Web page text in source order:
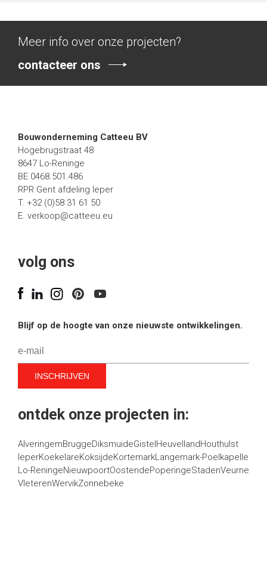
Meer info over onze projecten?
contacteer ons
Bouwonderneming Catteeu BV
Hogebrugstraat 48
8647 Lo-Reninge
BE 0468.501.486
RPR Gent afdeling Ieper
T. +32 (0)58 31 61 50
E. verkoop@catteeu.eu
volg ons
Blijf op de hoogte van onze nieuwste ontwikkelingen.
ontdek onze projecten in:
AlveringemBruggeDiksmuideGistelHeuvellandHouthulst
IeperKoekelareKoksijdeKortemarkLangemark-Poelkapelle
Lo-ReningeNieuwpoortOostendePoperingeStadenVeurne
VleterenWervikZonnebeke